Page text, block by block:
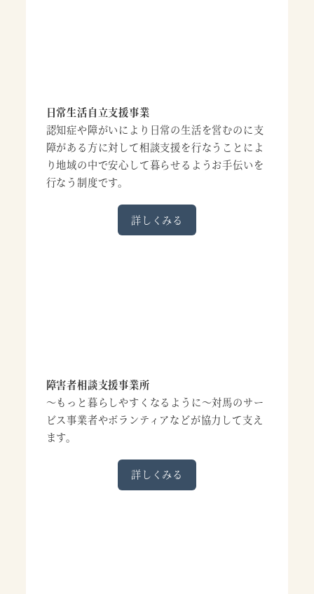
日常生活自立支援事業
認知症や障がいにより日常の生活を営むのに支
障がある方に対して相談支援を行なうことによ
り地域の中で安心して暮らせるようお手伝いを
行なう制度です。
詳しくみる
障害者相談支援事業所
～もっと暮らしやすくなるように～対馬のサー
ビス事業者やボランティアなどが協力して支え
ます。
詳しくみる